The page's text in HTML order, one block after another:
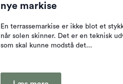
nye markise
En terrassemarkise er ikke blot et
når solen skinner. Det er en teknisk
som skal kunne modstå det...